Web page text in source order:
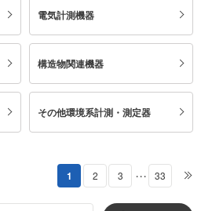
電気計測機器
構造物関連機器
その他環境系計測・測定器
1 2 3 ・・・ 33